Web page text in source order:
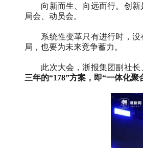
向新而生、向远而行。创
局会、动员会。
系统性变革只有进行时，
局，也要为未来竞争蓄力。
此次大会，浙报集团副社
三年的“178”方案，即“一体化聚